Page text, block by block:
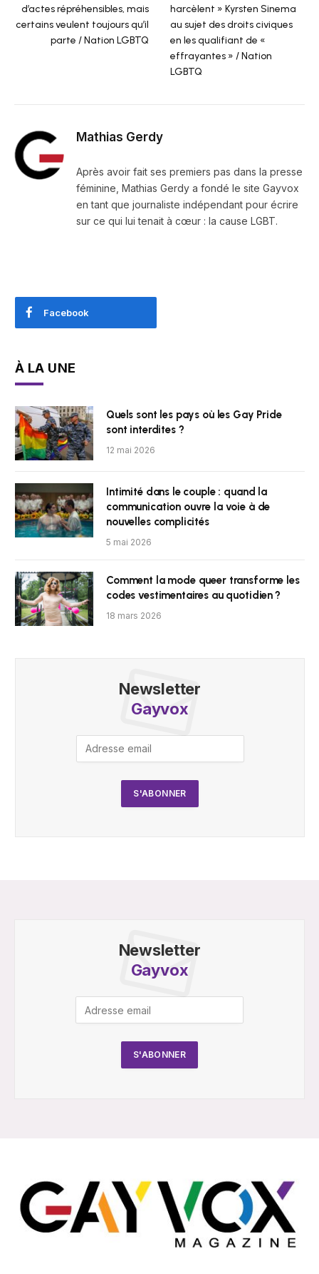
d’actes répréhensibles, mais
certains veulent toujours qu’il
parte / Nation LGBTQ
harcèlent » Kyrsten Sinema
au sujet des droits civiques
en les qualifiant de «
effrayantes » / Nation
LGBTQ
Mathias Gerdy
Après avoir fait ses premiers pas dans la presse
féminine, Mathias Gerdy a fondé le site Gayvox
en tant que journaliste indépendant pour écrire
sur ce qui lui tenait à cœur : la cause LGBT.
Facebook
À LA UNE
Quels sont les pays où les Gay Pride
sont interdites ?
12 mai 2026
Intimité dans le couple : quand la
communication ouvre la voie à de
nouvelles complicités
5 mai 2026
Comment la mode queer transforme les
codes vestimentaires au quotidien ?
18 mars 2026
Newsletter
Gayvox
Newsletter
Gayvox